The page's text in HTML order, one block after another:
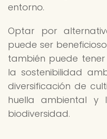
entorno.
Optar por
puede ser
también puede
la sostenibilidad
diversificación de
huella ambiental y
biodiversidad.